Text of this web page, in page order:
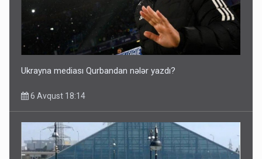
Ukrayna mediası Qurbandan nələr yazdı?
6 Avqust 18:14